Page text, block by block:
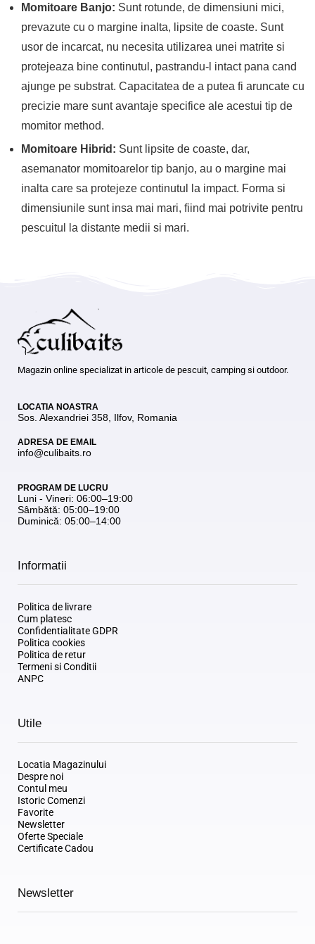
Momitoare Banjo: Sunt rotunde, de dimensiuni mici,
prevazute cu o margine inalta, lipsite de coaste. Sunt
usor de incarcat, nu necesita utilizarea unei matrite si
protejeaza bine continutul, pastrandu-l intact pana cand
ajunge pe substrat. Capacitatea de a putea fi aruncate cu
precizie mare sunt avantaje specifice ale acestui tip de
momitor method.
Momitoare Hibrid: Sunt lipsite de coaste, dar,
asemanator momitoarelor tip banjo, au o margine mai
inalta care sa protejeze continutul la impact. Forma si
dimensiunile sunt insa mai mari, fiind mai potrivite pentru
pescuitul la distante medii si mari.
Magazin online specializat in articole de pescuit, camping si outdoor.
LOCATIA NOASTRA
Sos. Alexandriei 358, Ilfov, Romania
ADRESA DE EMAIL
info@culibaits.ro
PROGRAM DE LUCRU
Luni - Vineri: 06:00–19:00
Sâmbătă: 05:00–19:00
Duminică: 05:00–14:00
Informatii
Politica de livrare
Cum platesc
Confidentialitate GDPR
Politica cookies
Politica de retur
Termeni si Conditii
ANPC
Utile
Locatia Magazinului
Despre noi
Contul meu
Istoric Comenzi
Favorite
Newsletter
Oferte Speciale
Certificate Cadou
Newsletter